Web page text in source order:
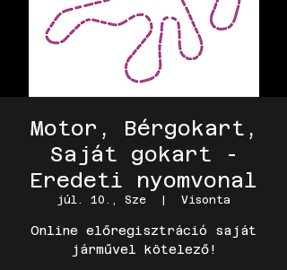
Motor, Bérgokart,
Saját gokart -
Eredeti nyomvonal
júl. 10., Sze Visonta
Online előregisztráció saját
járművel kötelező!